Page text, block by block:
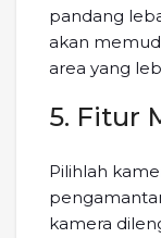
pandang
akan
area yang
5. Fitur
Pilihlah
kamera